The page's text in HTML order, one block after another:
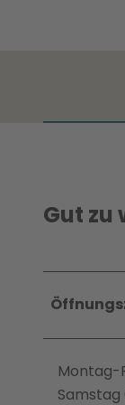
Gut zu
Montag-
Samstag